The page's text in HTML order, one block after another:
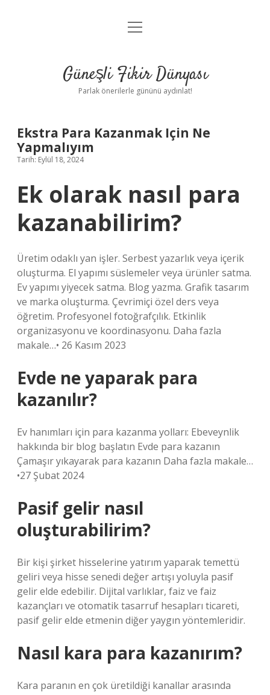
Anasayfa
Yasal Uyarı
menüyü
Güneşli Fikir Dünyası
Parlak önerilerle gününü aydınlat!
Ekstra Para Kazanmak Için Ne
Yapmalıyım
Tarih: Eylül 18, 2024
Ek olarak nasıl para
kazanabilirim?
Üretim odaklı yan işler. Serbest yazarlık veya içerik
oluşturma. El yapımı süslemeler veya ürünler satma.
Ev yapımı yiyecek satma. Blog yazma. Grafik tasarım
ve marka oluşturma. Çevrimiçi özel ders veya
öğretim. Profesyonel fotoğrafçılık. Etkinlik
organizasyonu ve koordinasyonu. Daha fazla
makale…• 26 Kasım 2023
Evde ne yaparak para
kazanılır?
Ev hanımları için para kazanma yolları: Ebeveynlik
hakkında bir blog başlatın Evde para kazanın
Çamaşır yıkayarak para kazanın Daha fazla makale…
•27 Şubat 2024
Pasif gelir nasıl
oluşturabilirim?
Bir kişi şirket hisselerine yatırım yaparak temettü
geliri veya hisse senedi değer artışı yoluyla pasif
gelir elde edebilir. Dijital varlıklar, faiz ve faiz
kazançları ve otomatik tasarruf hesapları ticareti,
pasif gelir elde etmenin diğer yaygın yöntemleridir.
Nasıl kara para kazanırım?
Kara paranın en çok üretildiği kanallar arasında